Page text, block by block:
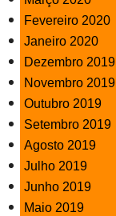
Fevereiro 2020
Janeiro 2020
Dezembro 2019
Novembro 2019
Outubro 2019
Setembro 2019
Agosto 2019
Julho 2019
Junho 2019
Maio 2019